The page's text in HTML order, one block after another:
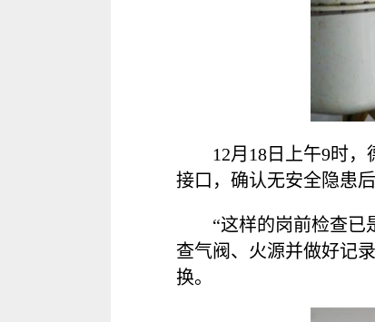
12月18日上午9时
接口，确认无安全隐患
“这样的岗前检查已
查气阀、火源并做好记
换。